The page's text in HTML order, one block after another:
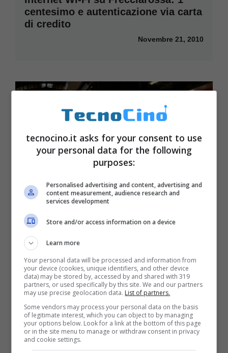
centesimo e autenticazione via carta
di credito
Novembre 21, 2010
Internet Wi-fi sui treni Frecciarossa
grazie a Telecom Italia
Novembre 18, 2010
tecnocino.it asks for your consent to use
your personal data for the following
purposes:
Personalised advertising and content, advertising and
content measurement, audience research and
services development
Store and/or access information on a device
Learn more
Your personal data will be processed and information from
your device (cookies, unique identifiers, and other device
data) may be stored by, accessed by and shared with 319
partners, or used specifically by this site. We and our partners
may use precise geolocation data. List of partners.
Some vendors may process your personal data on the basis
of legitimate interest, which you can object to by managing
your options below. Look for a link at the bottom of this page
or in the site menu to manage or withdraw consent in privacy
and cookie settings.